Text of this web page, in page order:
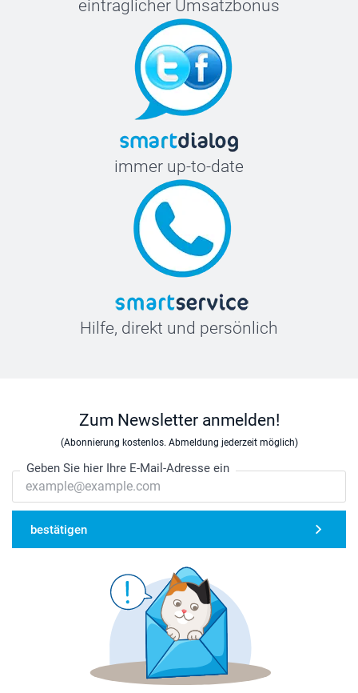
einträglicher Umsatzbonus
immer up-to-date
Hilfe, direkt und persönlich
Zum Newsletter anmelden!
(Abonnierung kostenlos. Abmeldung jederzeit möglich)
Geben Sie hier Ihre E-Mail-Adresse ein
bestätigen